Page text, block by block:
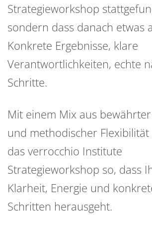
Strategieworkshop
sondern dass danach etwas
Konkrete Ergebnisse, klare
Verantwortlichkeiten, echte
Schritte.
Mit einem Mix aus
und methodischer
das verrocchio Institute
Strategieworkshop so, dass
Klarheit, Energie und
Schritten herausgeht.